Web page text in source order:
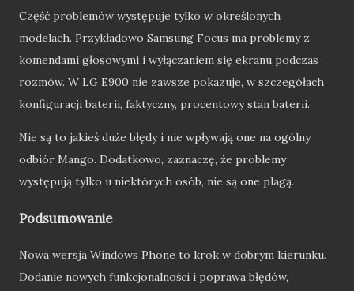
Część problemów występuje tylko w określonych
modelach. Przykładowo Samsung Focus ma problemy z
komendami głosowymi i wyłączaniem się ekranu podczas
rozmów. W LG E900 nie zawsze pokazuje, w szczegółach
konfiguracji baterii, faktyczny, procentowy stan baterii.
Nie są to jakieś duże błędy i nie wpływają one na ogólny
odbiór Mango. Dodatkowo, zaznaczę, że problemy
występują tylko u niektórych osób, nie są one plagą.
Podsumowanie
Nowa wersja Windows Phone to krok w dobrym kierunku.
Dodanie nowych funkcjonalności i poprawa błędów,